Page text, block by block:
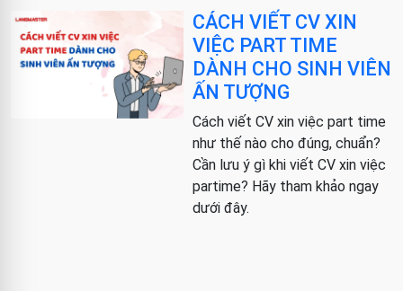
CÁCH VIẾT CV XIN
VIỆC PART TIME
DÀNH CHO SINH VIÊN
ẤN TƯỢNG
Cách viết CV xin việc part time
như thế nào cho đúng, chuẩn?
Cần lưu ý gì khi viết CV xin việc
partime? Hãy tham khảo ngay
dưới đây.